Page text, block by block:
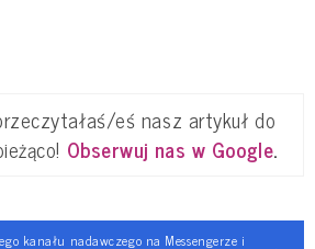
eś nasz artykuł do
Obserwuj nas w Google.
kanału nadawczego na Messengerze i